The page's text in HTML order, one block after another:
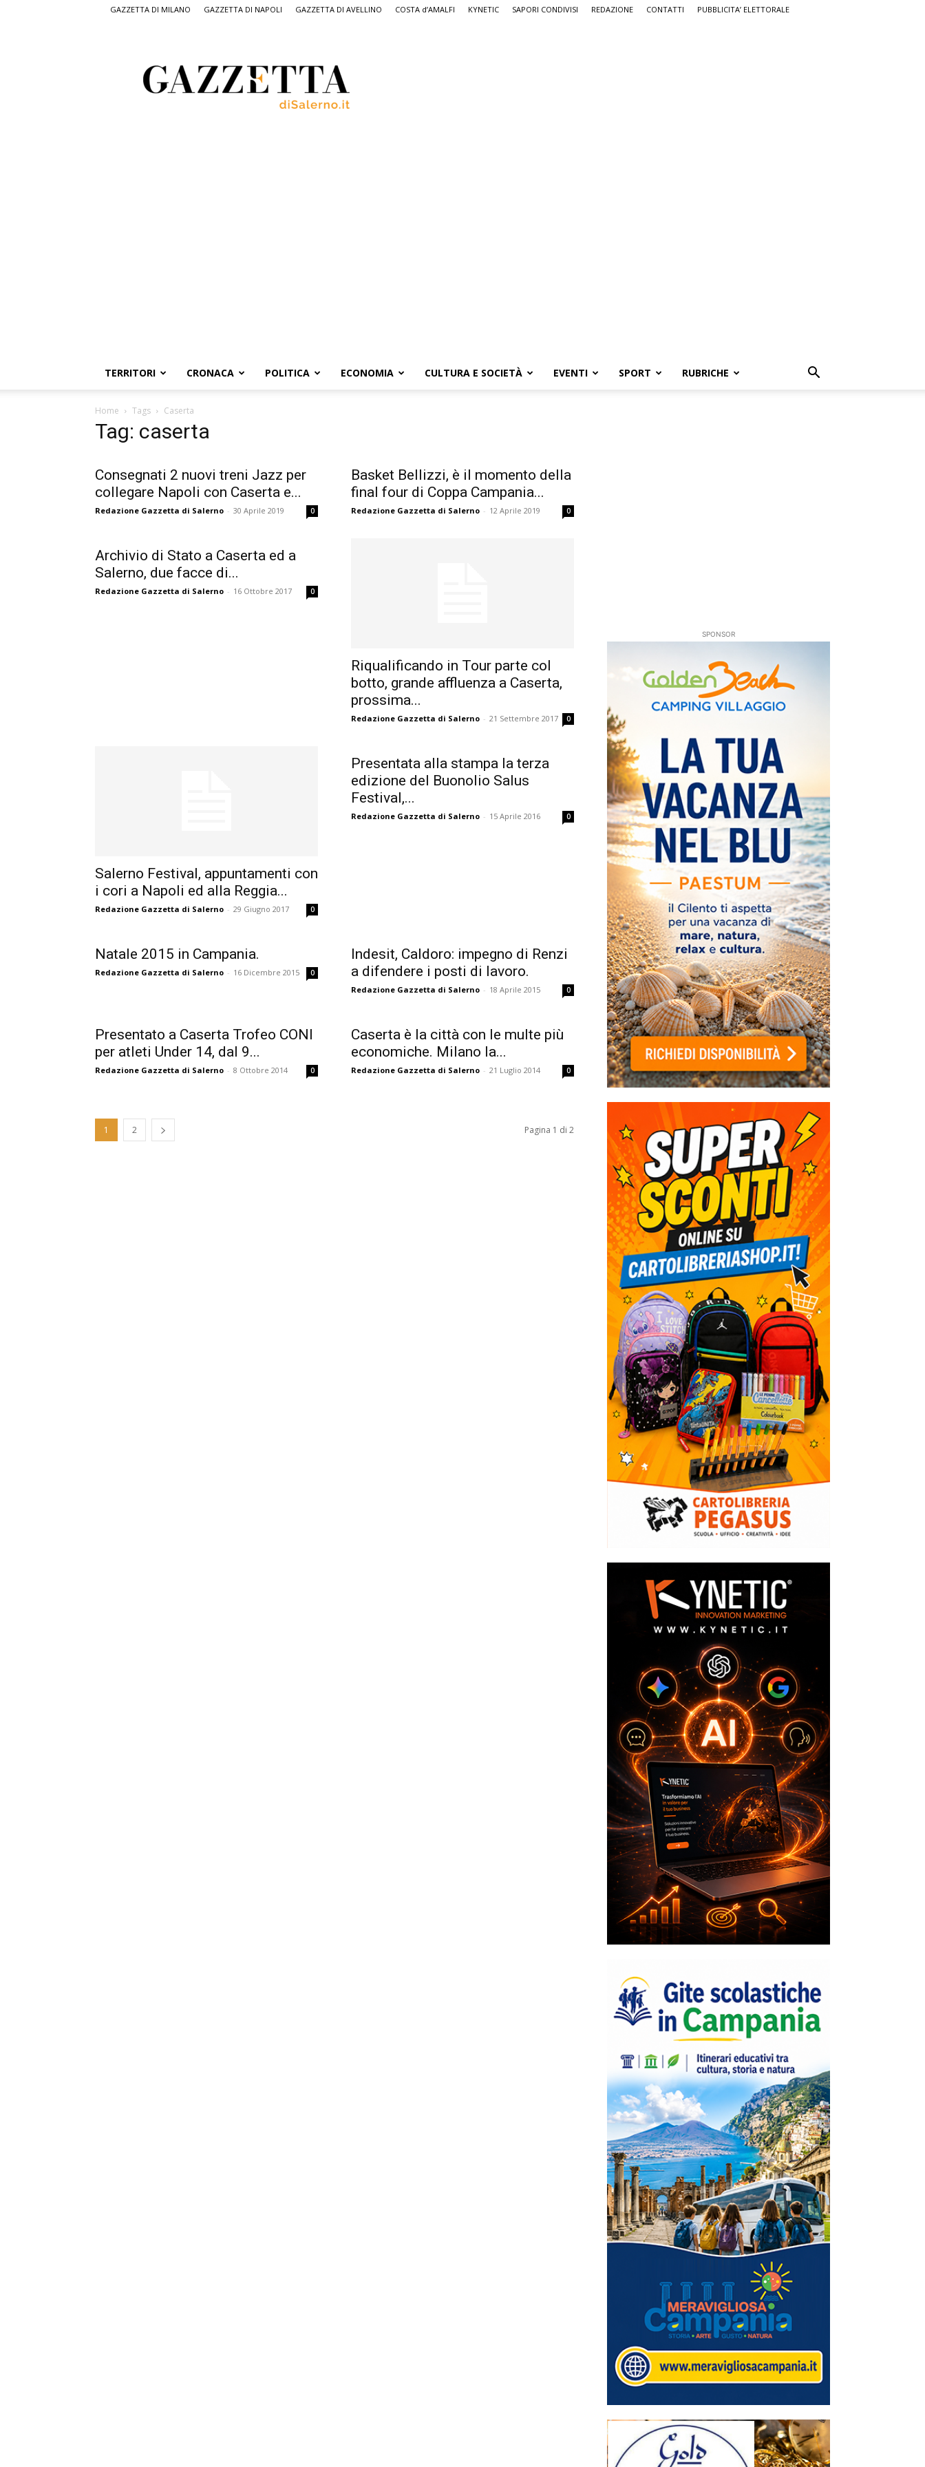
GAZZETTA DI MILANO GAZZETTA DI NAPOLI GAZZETTA DI AVELLINO COSTA d’AMALFI KYNETIC SAPORI CONDIVISI REDAZIONE CONTATTI PUBBLICITA’ ELETTORALE
Salerno,
il
quotidiano
TERRITORI CRONACA POLITICA ECONOMIA CULTURA E SOCIETÀ EVENTI SPORT RUBRICHE
Home Tags Caserta
Tag: caserta
Consegnati 2 nuovi treni Jazz per
collegare Napoli con Caserta e...
Redazione Gazzetta di Salerno - 30 Aprile 2019 0
Basket Bellizzi, è il momento della
final four di Coppa Campania...
Redazione Gazzetta di Salerno - 12 Aprile 2019 0
Archivio di Stato a Caserta ed a
Salerno, due facce di...
Redazione Gazzetta di Salerno - 16 Ottobre 2017 0
Riqualificando in Tour parte col
botto, grande affluenza a Caserta,
prossima...
Redazione Gazzetta di Salerno - 21 Settembre 2017 0
Salerno Festival, appuntamenti con
i cori a Napoli ed alla Reggia...
Redazione Gazzetta di Salerno - 29 Giugno 2017 0
Presentata alla stampa la terza
edizione del Buonolio Salus
Festival,...
Redazione Gazzetta di Salerno - 15 Aprile 2016 0
Natale 2015 in Campania.
Redazione Gazzetta di Salerno - 16 Dicembre 2015 0
Indesit, Caldoro: impegno di Renzi
a difendere i posti di lavoro.
Redazione Gazzetta di Salerno - 18 Aprile 2015 0
Presentato a Caserta Trofeo CONI
per atleti Under 14, dal 9...
Redazione Gazzetta di Salerno - 8 Ottobre 2014 0
Caserta è la città con le multe più
economiche. Milano la...
Redazione Gazzetta di Salerno - 21 Luglio 2014 0
1 2 Pagina 1 di 2
SPONSOR